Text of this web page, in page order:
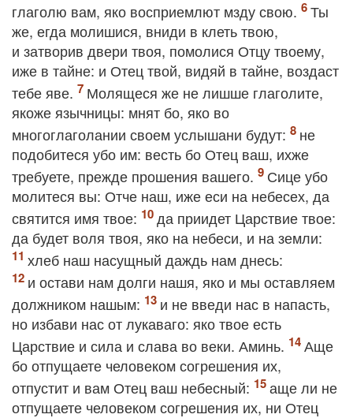
глаголю вам, яко восприемлют мзду свою.
Ты
же, егда молишися, вниди в клеть твою,
и затворив двери твоя, помолися Отцу твоему,
иже в тайне: и Отец твой, видяй в тайне, воздаст
тебе яве.
Молящеся же не лишше глаголите,
якоже язычницы: мнят бо, яко во
многоглаголании своем услышани будут:
не
подобитеся убо им: весть бо Отец ваш, ихже
требуете, прежде прошения вашего.
Сице убо
молитеся вы: Отче наш, иже еси на небесех, да
святится имя твое:
да приидет Царствие твое:
да будет воля твоя, яко на небеси, и на земли:
хлеб наш насущный даждь нам днесь:
и остави нам долги нашя, яко и мы оставляем
должником нашым:
и не введи нас в напасть,
но избави нас от лукаваго: яко твое есть
Царствие и сила и слава во веки. Аминь.
Аще
бо отпущаете человеком согрешения их,
отпустит и вам Отец ваш небесный:
аще ли не
отпущаете человеком согрешения их, ни Отец